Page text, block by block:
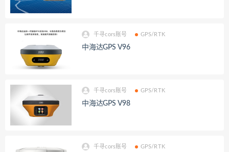
千寻cors账号 GPS/RTK
中海达GPS V96
千寻cors账号 GPS/RTK
中海达GPS V98
千寻cors账号 GPS/RTK